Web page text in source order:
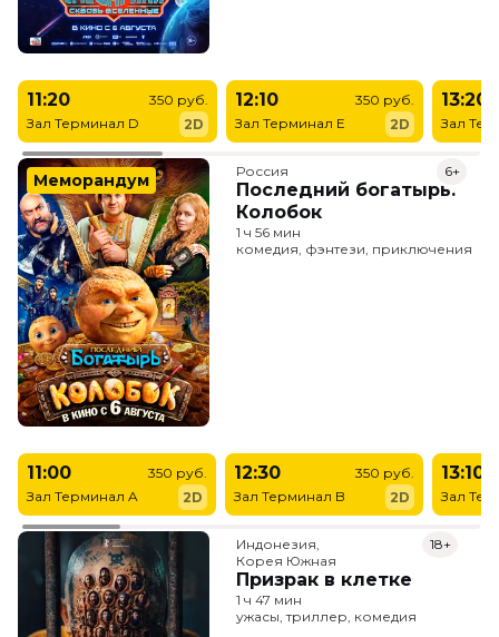
11:20
Зал Терминал D
350 руб.
2D
12:10
Зал Терминал E
350 руб.
2D
13:20
Зал
Меморандум Россия
Последний богатырь.
Колобок
6+
1 ч 56 мин
комедия, фэнтези, приключения
11:00
Зал Терминал A
350 руб.
2D
12:30
Зал Терминал B
350 руб.
2D
13:10
Зал
Индонезия,
Корея Южная
Призрак в клетке
18+
1 ч 47 мин
ужасы, триллер, комедия